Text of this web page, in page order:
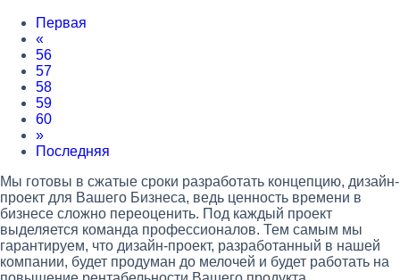
Первая
«
56
57
58
59
60
»
Последняя
Мы готовы в сжатые сроки разработать концепцию, дизайн-
проект для Вашего Бизнеса, ведь ценность времени в
бизнесе сложно переоценить. Под каждый проект
выделяется команда профессионалов. Тем самым мы
гарантируем, что дизайн-проект, разработанный в нашей
компании, будет продуман до мелочей и будет работать на